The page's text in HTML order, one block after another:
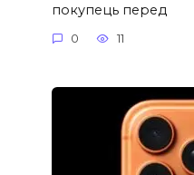
покупець перед
0 11